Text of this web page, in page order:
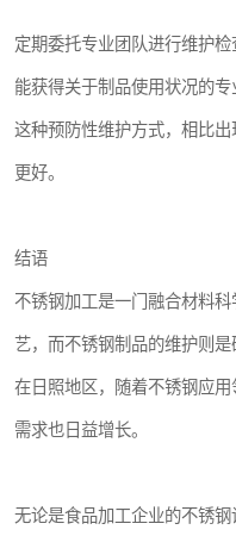
定期委托专业团队进行维护
能获得关于制品使用状况的专
这种预防性维护方式，相比
更好。
结语
不锈钢加工是一门融合材料
艺，而不锈钢制品的维护则是
在日照地区，随着不锈钢应
需求也日益增长。
无论是食品加工企业的不锈钢